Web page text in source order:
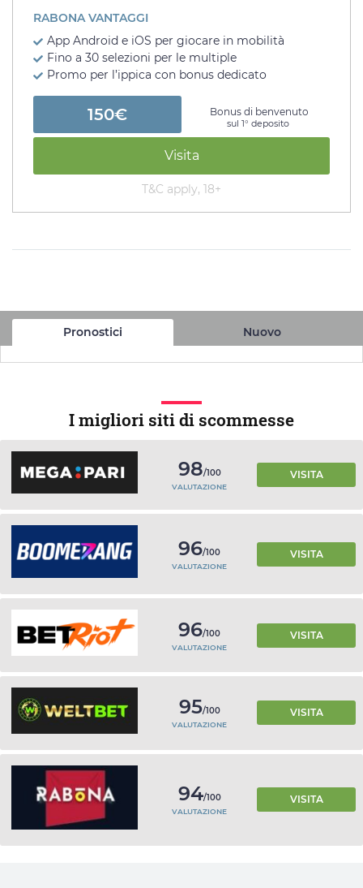
RABONA VANTAGGI
App Android e iOS per giocare in mobilità
Fino a 30 selezioni per le multiple
Promo per l’ippica con bonus dedicato
150€ Bonus di benvenuto
sul 1° deposito
Visita
T&C apply, 18+
Pronostici Nuovo
I migliori siti di scommesse
98/100
VALUTAZIONE
VISITA
96/100
VALUTAZIONE
VISITA
96/100
VALUTAZIONE
VISITA
95/100
VALUTAZIONE
VISITA
94/100
VALUTAZIONE
VISITA